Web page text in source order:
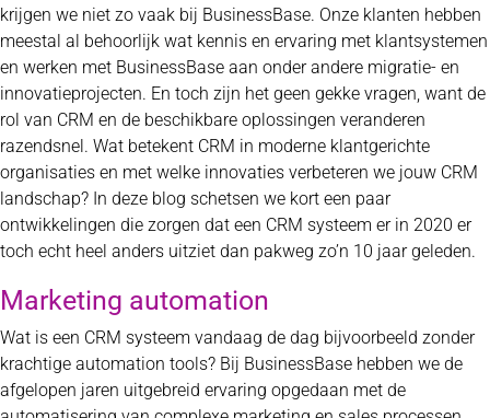
krijgen we niet zo vaak bij BusinessBase. Onze klanten hebben
meestal al behoorlijk wat kennis en ervaring met klantsystemen
en werken met BusinessBase aan onder andere migratie- en
innovatieprojecten. En toch zijn het geen gekke vragen, want de
rol van CRM en de beschikbare oplossingen veranderen
razendsnel. Wat betekent CRM in moderne klantgerichte
organisaties en met welke innovaties verbeteren we jouw CRM
landschap? In deze blog schetsen we kort een paar
ontwikkelingen die zorgen dat een CRM systeem er in 2020 er
toch echt heel anders uitziet dan pakweg zo’n 10 jaar geleden.
Marketing automation
Wat is een CRM systeem vandaag de dag bijvoorbeeld zonder
krachtige automation tools? Bij BusinessBase hebben we de
afgelopen jaren uitgebreid ervaring opgedaan met de